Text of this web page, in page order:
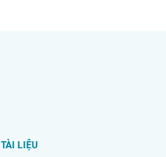
TÀI LIỆU